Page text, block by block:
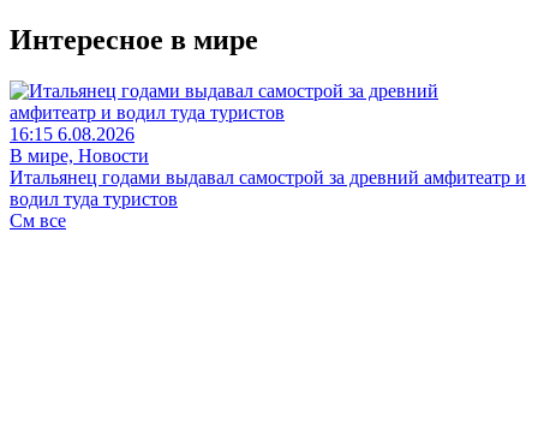
Интересное в мире
16:15 6.08.2026
В мире, Новости
Итальянец годами выдавал самострой за древний амфитеатр и
водил туда туристов
См все